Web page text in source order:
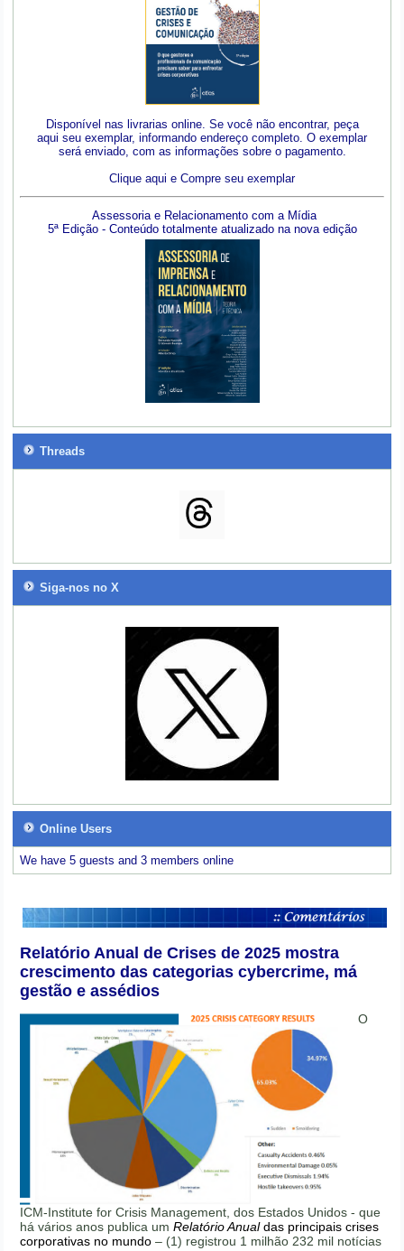
Disponível nas livrarias online. Se você não encontrar, peça
aqui seu exemplar, informando endereço completo. O exemplar
será enviado, com as informações sobre o pagamento.
Clique aqui e Compre seu exemplar
Assessoria e Relacionamento com a Mídia
5ª Edição - Conteúdo totalmente atualizado na nova edição
Threads
Siga-nos no X
Online Users
We have 5 guests and 3 members online
Relatório Anual de Crises de 2025 mostra
crescimento das categorias cybercrime, má
gestão e assédios
O
ICM-Institute for Crisis Management, dos Estados Unidos - que
há vários anos publica umRelatório Anualdas principais crises
corporativas no mundo – (1) registrou 1 milhão 232 mil notícias